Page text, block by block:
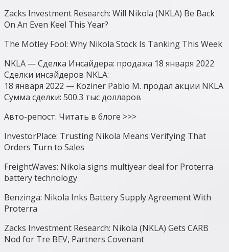
Zacks Investment Research: Will Nikola (NKLA) Be Back
On An Even Keel This Year?
The Motley Fool: Why Nikola Stock Is Tanking This Week
NKLA — Сделка Инсайдера: продажа 18 января 2022
Сделки инсайдеров NKLA:
18 января 2022 — Koziner Pablo M. продал акции NKLA
Сумма сделки: 500.3 тыс долларов
Авто-репост. Читать в блоге >>>
InvestorPlace: Trusting Nikola Means Verifying That
Orders Turn to Sales
FreightWaves: Nikola signs multiyear deal for Proterra
battery technology
Benzinga: Nikola Inks Battery Supply Agreement With
Proterra
Zacks Investment Research: Nikola (NKLA) Gets CARB
Nod for Tre BEV, Partners Covenant